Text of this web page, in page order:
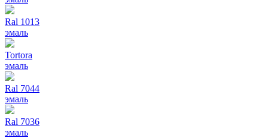
Ral 1013
эмаль
Tortora
эмаль
Ral 7044
эмаль
Ral 7036
эмаль